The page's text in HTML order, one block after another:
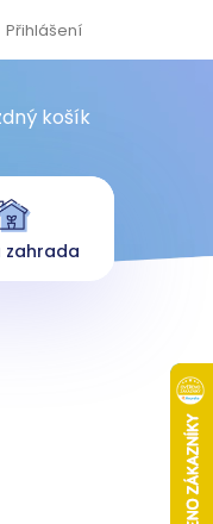
Přihlášení
KOŠÍK
košík
zahrada